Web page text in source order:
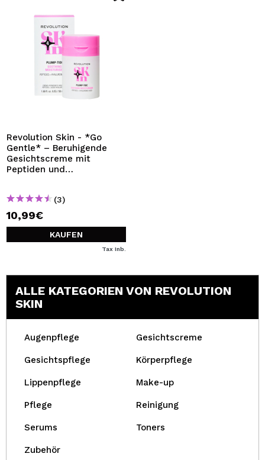
Revolution Skin - *Go
Gentle* – Beruhigende
Gesichtscreme mit
Peptiden und
(3)
10,99€
KAUFEN
Tax Inb.
ALLE KATEGORIEN VON REVOLUTION
SKIN
Augenpflege Gesichtscreme
Gesichtspflege Körperpflege
Lippenpflege Make-up
Pflege Reinigung
Serums Toners
Zubehör